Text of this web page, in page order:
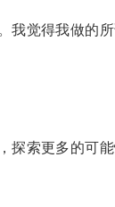
我觉得我做的
探索更多的可能